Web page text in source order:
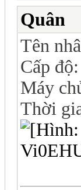
Quân
Tên
Cấp
Máy
Thời